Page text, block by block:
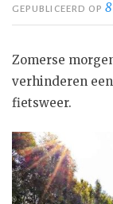
GEPUBLICEERD OP
Zomerse
verhinderen
fietsweer.